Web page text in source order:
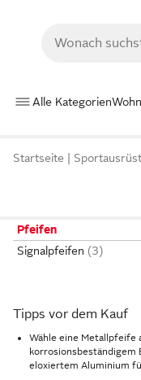
Alle Kategorien
Startseite
Pfeifen
Signalpfeifen
Tipps vor dem Kauf
Wähle eine Metallpfeife
korrosionsbeständigem
eloxiertem Aluminium